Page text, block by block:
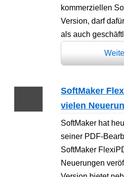
kommerziellen
Version, darf
als auch
SoftMaker
vielen
SoftMaker hat
seiner PDF-
SoftMaker
Neuerungen